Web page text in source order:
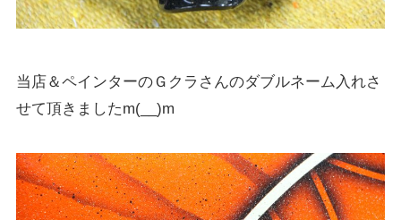
当店＆ペインターのＧクラさんのダブルネーム入れさ
せて頂きましたm(__)m